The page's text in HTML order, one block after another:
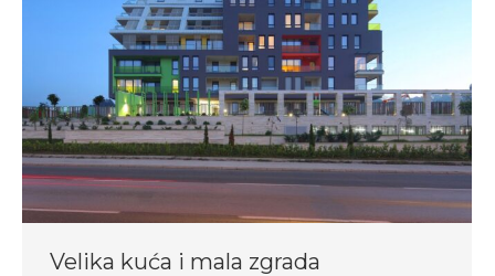
Velika kuća i mala zgrada